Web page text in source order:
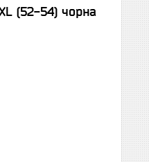
(52-54) чорна